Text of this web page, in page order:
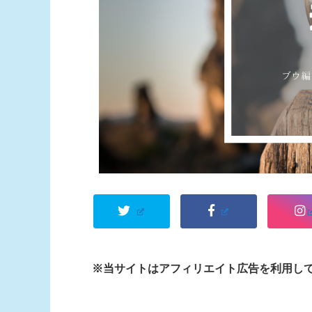
※当サイトはアフィリエイト広告を利用し